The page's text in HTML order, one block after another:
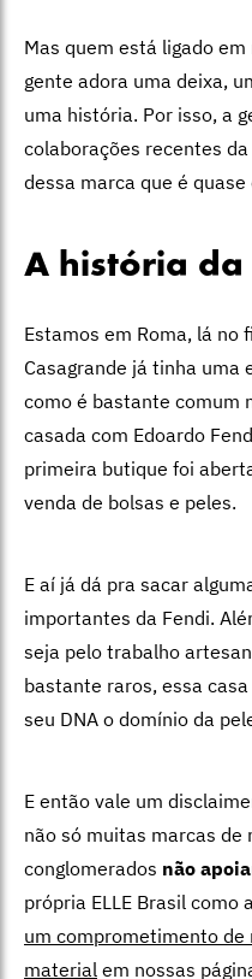
Mas quem está ligado
gente adora uma deixa,
uma história. Por isso, a
colaborações recentes
dessa marca que é
A história da
Estamos em Roma, lá no
Casagrande já tinha uma
como é bastante comum
casada com Edoardo
primeira butique foi
venda de bolsas e peles.
E aí já dá pra sacar
importantes da Fendi.
seja pelo trabalho
bastante raros, essa
seu DNA o domínio da
E então vale um
não só muitas marcas de
conglomerados não
própria ELLE Brasil como
um comprometimento de
material em nossas